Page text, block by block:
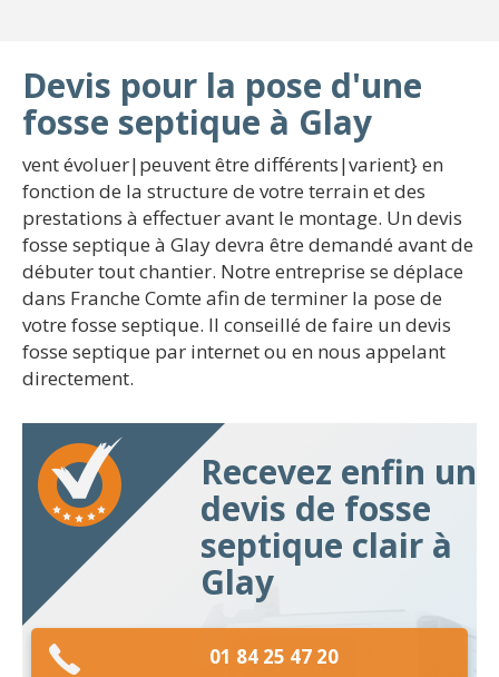
Devis pour la pose d'une
fosse septique à Glay
vent évoluer|peuvent être différents|varient} en
fonction de la structure de votre terrain et des
prestations à effectuer avant le montage. Un devis
fosse septique à Glay devra être demandé avant de
débuter tout chantier. Notre entreprise se déplace
dans Franche Comte afin de terminer la pose de
votre fosse septique. Il conseillé de faire un devis
fosse septique par internet ou en nous appelant
directement.
Recevez enfin un
devis de fosse
septique clair à
Glay
01 84 25 47 20